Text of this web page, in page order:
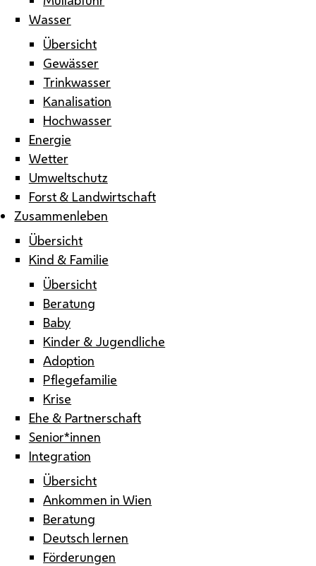
Wasser
Übersicht
Gewässer
Trinkwasser
Kanalisation
Hochwasser
Energie
Wetter
Umweltschutz
Forst & Landwirtschaft
Zusammenleben
Übersicht
Kind & Familie
Übersicht
Beratung
Baby
Kinder & Jugendliche
Adoption
Pflegefamilie
Krise
Ehe & Partnerschaft
Senior*innen
Integration
Übersicht
Ankommen in Wien
Beratung
Deutsch lernen
Förderungen